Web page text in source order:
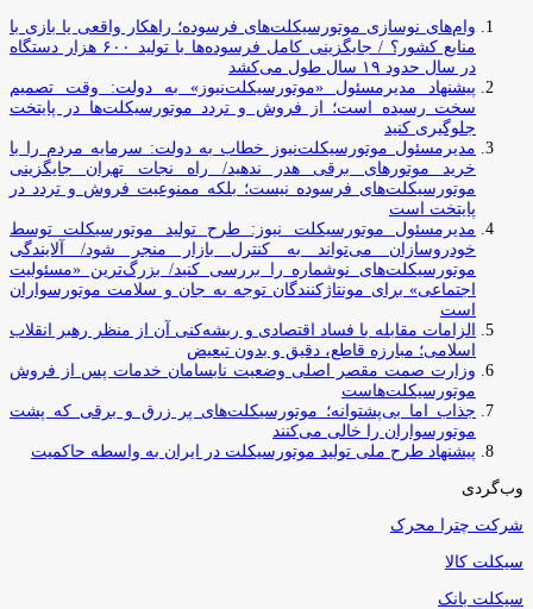
وام‌های نوسازی موتورسیکلت‌های فرسوده؛ راهکار واقعی یا بازی با
منابع کشور؟ / جایگزینی کامل فرسوده‌ها با تولید ۶۰۰ هزار دستگاه
در سال حدود ۱۹ سال طول می‌کشد
پیشنهاد مدیرمسئول «موتورسیکلت‌نیوز» به دولت: وقت تصمیم
سخت رسیده است؛ از فروش و تردد موتورسیکلت‌ها در پایتخت
جلوگیری کنید
مدیرمسئول موتورسیکلت‌نیوز خطاب به دولت: سرمایه مردم را با
خرید موتورهای برقی هدر ندهید/ راه نجات تهران جایگزینی
موتورسیکلت‌های فرسوده نیست؛ بلکه ممنوعیت فروش و تردد در
پایتخت است
مدیرمسئول موتورسیکلت نیوز: طرح تولید موتورسیکلت توسط
خودروسازان می‌تواند به کنترل بازار منجر شود/ آلایندگی
موتورسیکلت‌های نوشماره را بررسی کنید/ بزرگ‌ترین «مسئولیت
اجتماعی» برای مونتاژکنندگان توجه به جان و سلامت موتورسواران
است
الزامات مقابله با فساد اقتصادی و ریشه‌کنی آن از منظر رهبر انقلاب
اسلامی؛ مبارزه قاطع، دقیق و بدون تبعیض
وزارت صمت مقصر اصلی وضعیت نابسامان خدمات پس از فروش
موتورسیکلت‌هاست
جذاب اما بی‌پشتوانه؛ موتورسیکلت‌های پر زرق‌ و برقی که پشت
موتورسواران را خالی می‌کنند
پیشنهاد طرح ملی تولید موتورسیکلت در ایران به واسطه حاکمیت
وب‌گردی
شرکت چترا محرک
سیکلت کالا
سیکلت بانک